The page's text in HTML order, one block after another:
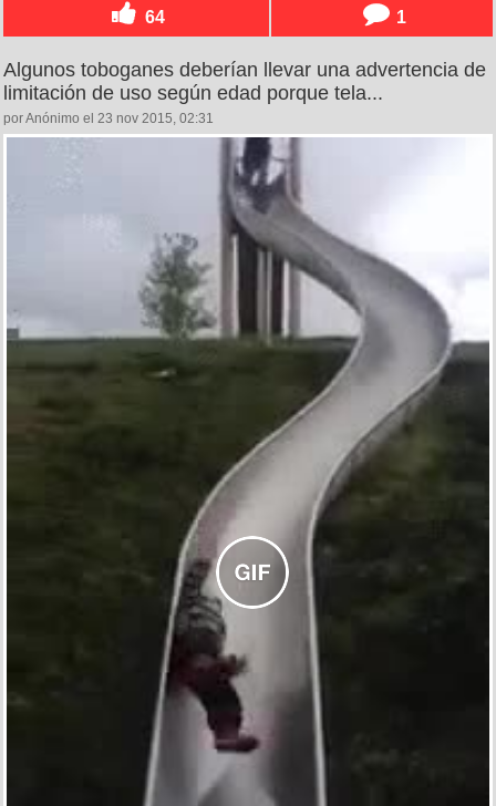
64 1
Algunos toboganes deberían llevar una advertencia de
limitación de uso según edad porque tela...
por Anónimo el 23 nov 2015, 02:31